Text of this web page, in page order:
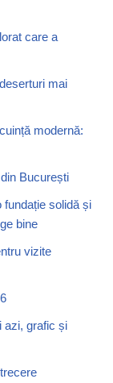
care a
mai
modernă:
București
fundație solidă și
bine
vizite
azi, grafic și